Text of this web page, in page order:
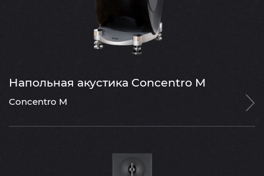
Напольная акустика Concentro M
Concentro M